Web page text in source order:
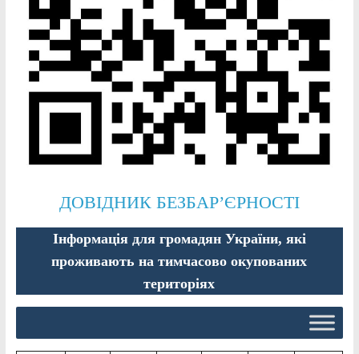
ДОВІДНИК БЕЗБАР’ЄРНОСТІ
Інформація для громадян України, які
проживають на тимчасово окупованих
територіях